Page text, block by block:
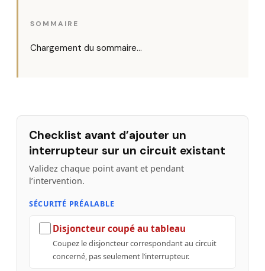
SOMMAIRE
Chargement du sommaire…
Checklist avant d’ajouter un
interrupteur sur un circuit existant
Validez chaque point avant et pendant
l’intervention.
SÉCURITÉ PRÉALABLE
Disjoncteur coupé au tableau
Coupez le disjoncteur correspondant au circuit
concerné, pas seulement l’interrupteur.